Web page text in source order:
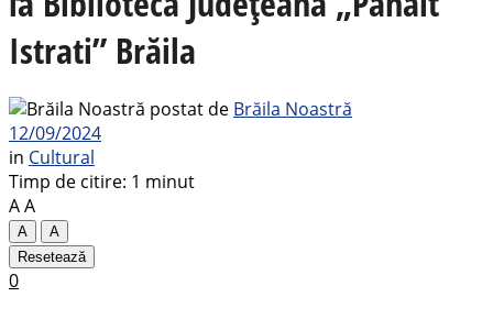
Istrati” Brăila
postat de Brăila Noastră
12/09/2024
in Cultural
Timp de citire: 1 minut
AA
A
A
Resetează
0